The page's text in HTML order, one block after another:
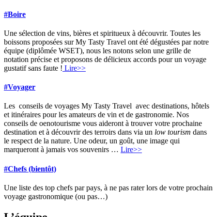
#Boire
Une sélection de vins, bières et spiritueux à découvrir. Toutes les
boissons proposées sur My Tasty Travel ont été dégustées par notre
équipe (diplômée WSET), nous les notons selon une grille de
notation précise et proposons de délicieux accords pour un voyage
gustatif sans faute ! Lire>>
#Voyager
Les conseils de voyages My Tasty Travel avec destinations, hôtels
et itinéraires pour les amateurs de vin et de gastronomie. Nos
conseils de oenotourisme vous aideront à trouver votre prochaine
destination et à découvrir des terroirs dans via un low tourism dans
le respect de la nature. Une odeur, un goût, une image qui
marqueront à jamais vos souvenirs … Lire>>
#Chefs (bientôt)
Une liste des top chefs par pays, à ne pas rater lors de votre prochain
voyage gastronomique (ou pas…)